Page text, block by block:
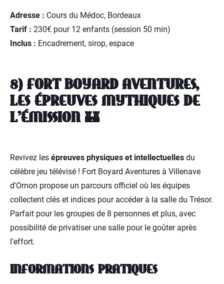
Adresse : Cours du Médoc, Bordeaux
Tarif : 230€ pour 12 enfants (session 50 min)
Inclus : Encadrement, sirop, espace
8) FORT BOYARD AVENTURES,
LES ÉPREUVES MYTHIQUES DE
L'ÉMISSION 🏰
Revivez les épreuves physiques et intellectuelles du
célèbre jeu télévisé ! Fort Boyard Aventures à Villenave
d'Ornon propose un parcours officiel où les équipes
collectent clés et indices pour accéder à la salle du Trésor.
Parfait pour les groupes de 8 personnes et plus, avec
possibilité de privatiser une salle pour le goûter après
l'effort.
INFORMATIONS PRATIQUES